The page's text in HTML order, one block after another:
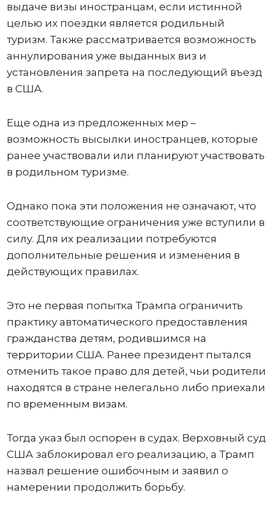
выдаче визы иностранцам, если истинной
целью их поездки является родильный
туризм. Также рассматривается возможность
аннулирования уже выданных виз и
установления запрета на последующий въезд
в США.
Еще одна из предложенных мер –
возможность высылки иностранцев, которые
ранее участвовали или планируют участвовать
в родильном туризме.
Однако пока эти положения не означают, что
соответствующие ограничения уже вступили в
силу. Для их реализации потребуются
дополнительные решения и изменения в
действующих правилах.
Это не первая попытка Трампа ограничить
практику автоматического предоставления
гражданства детям, родившимся на
территории США. Ранее президент пытался
отменить такое право для детей, чьи родители
находятся в стране нелегально либо приехали
по временным визам.
Тогда указ был оспорен в судах. Верховный суд
США заблокировал его реализацию, а Трамп
назвал решение ошибочным и заявил о
намерении продолжить борьбу.